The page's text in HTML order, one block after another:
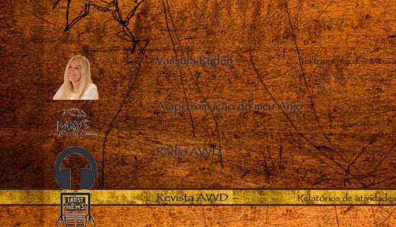
Vassula Rydén– Instrumento das
A aproximação do meu Anjo–
Rádio AVVD– Difusão das Mensagens
Revista AVVD– Relatórios de